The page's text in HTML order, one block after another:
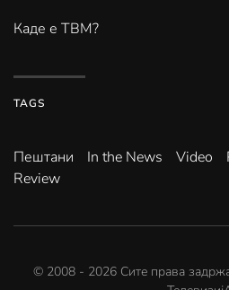
Каде е ТВМ?
TAGS
Пештани In the News Video
Review
© 2008 - 2026 Сите права